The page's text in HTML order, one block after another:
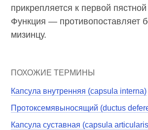
прикрепляется к первой пястной
Функция — противопоставляет
мизинцу.
ПОХОЖИЕ ТЕРМИНЫ
Капсула внутренняя (capsula interna)
Протоксемявыносящий (ductus
Капсула суставная (capsula